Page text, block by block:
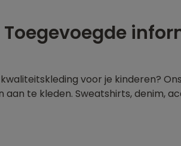
Toegevoegde
voor je kinderen?
te kleden. Sweatshirts, denim,